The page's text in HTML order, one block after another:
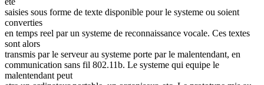
saisies sous forme de texte disponible pour le systeme ou soient
converties
en temps reel par un systeme de reconnaissance vocale. Ces textes
sont alors
transmis par le serveur au systeme porte par le malentendant, en
communication sans fil 802.11b. Le systeme qui equipe le
malentendant peut